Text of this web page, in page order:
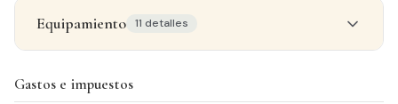
Equipamiento 11 detalles
Gastos e impuestos